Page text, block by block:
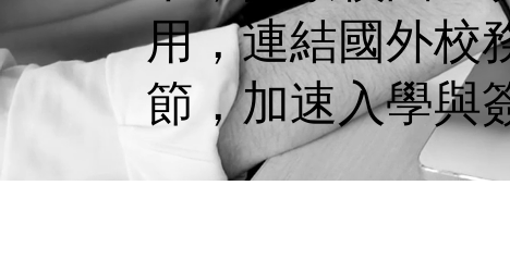
用，連結國外校
節，加速入學與